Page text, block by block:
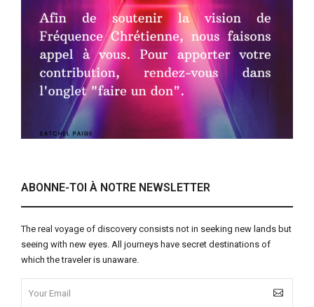
ABONNE-TOI À NOTRE NEWSLETTER
The real voyage of discovery consists not in seeking new lands but
seeing with new eyes. All journeys have secret destinations of
which the traveler is unaware.